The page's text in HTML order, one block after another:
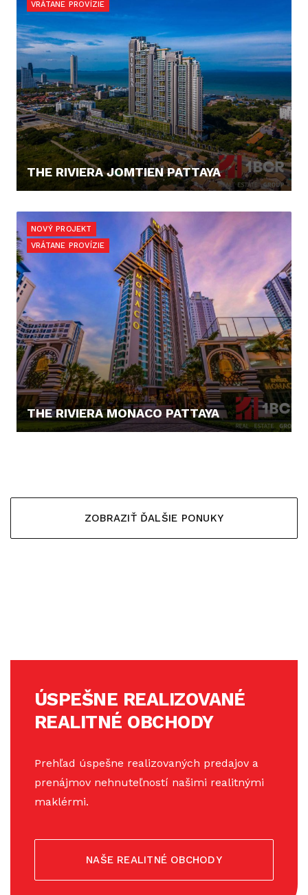
VRÁTANE PROVÍZIE
THE RIVIERA JOMTIEN PATTAYA
NOVÝ PROJEKT
VRÁTANE PROVÍZIE
THE RIVIERA MONACO PATTAYA
ZOBRAZIŤ ĎALŠIE PONUKY
ÚSPEŠNE REALIZOVANÉ
REALITNÉ OBCHODY
Prehľad úspešne realizovaných predajov a
prenájmov nehnuteľností našimi realitnými
maklérmi.
NAŠE REALITNÉ OBCHODY